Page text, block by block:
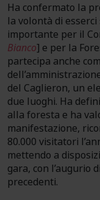
Ha confermato la
la volontà di
importante per il
Bianco] e per la
partecipa anche
del Caglieron, un
due luoghi. Ha
alla foresta e ha
manifestazione,
80.000 visitatori
mettendo a
gara, con l’augurio
precedenti.